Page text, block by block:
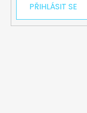
PŘIHLÁSIT SE